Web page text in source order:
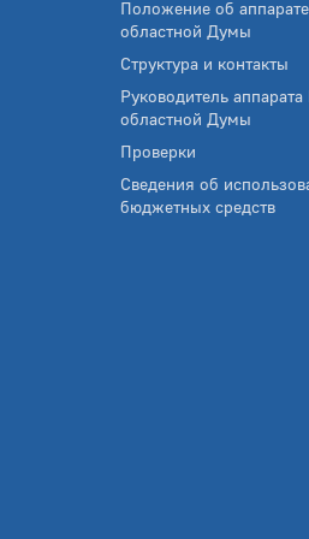
Положение об
областной Думы
Структура и контакты
Руководитель
областной Думы
Проверки
Сведения об
бюджетных средств